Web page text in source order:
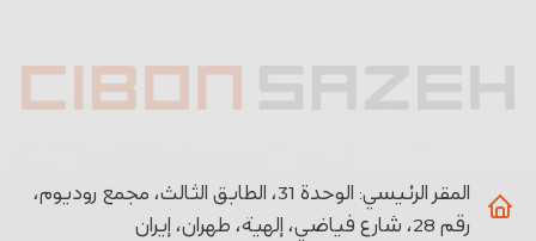
المقر الرئيسي:
الوحدة 31، الطابق الثالث، مجمع روديوم،
رقم 28، شارع فياضي، إلهية، طهران، إيران